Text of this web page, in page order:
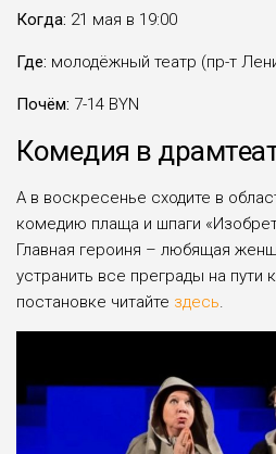
Когда: 21 мая в 19:00
Где: молодёжный театр (пр-т
Почём: 7-14 BYN
Комедия в
А в воскресенье сходите в
комедию плаща и шпаги
Главная героиня – любящая
устранить все преграды на пути
постановке читайте здесь